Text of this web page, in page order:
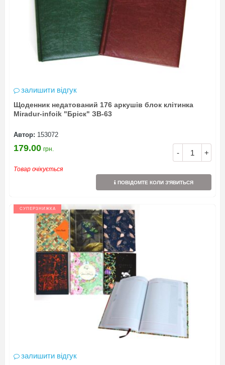
залишити відгук
Щоденник недатований 176 аркушів блок клітинка
Miradur-infoik "Бріск" ЗВ-63
Автор: 153072
- +
179.00 грн.
Товар очікується
ПОВІДОМТЕ КОЛИ З'ЯВИТЬСЯ
СУПЕРЗНИЖКА
залишити відгук